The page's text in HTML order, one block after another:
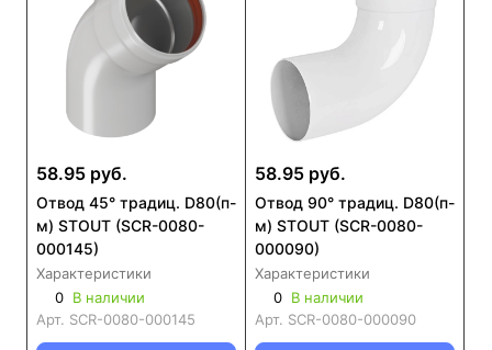
58.95 руб.
Отвод 45° традиц. D80(п-
м) STOUT (SCR-0080-
000145)
Характеристики
0 В наличии
Арт. SCR-0080-000145
58.95 руб.
Отвод 90° традиц. D80(п-
м) STOUT (SCR-0080-
000090)
Характеристики
0 В наличии
Арт. SCR-0080-000090